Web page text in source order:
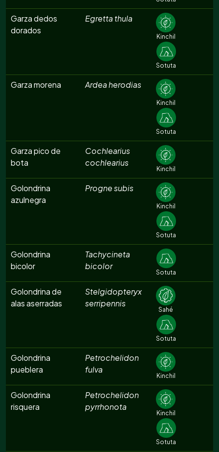
Garza dedos
dorados
Egretta thula
Kinchil
Sotuta
Garza morena Ardea herodias
Kinchil
Sotuta
Garza pico de
bota
Cochlearius
cochlearius
Kinchil
Golondrina
azulnegra
Progne subis
Kinchil
Sotuta
Golondrina
bicolor
Tachycineta
bicolor
Sotuta
Golondrina de
alas aserradas
Stelgidopteryx
serripennis
Sahé
Sotuta
Golondrina
pueblera
Petrochelidon
fulva
Kinchil
Golondrina
risquera
Petrochelidon
pyrrhonota
Kinchil
Sotuta